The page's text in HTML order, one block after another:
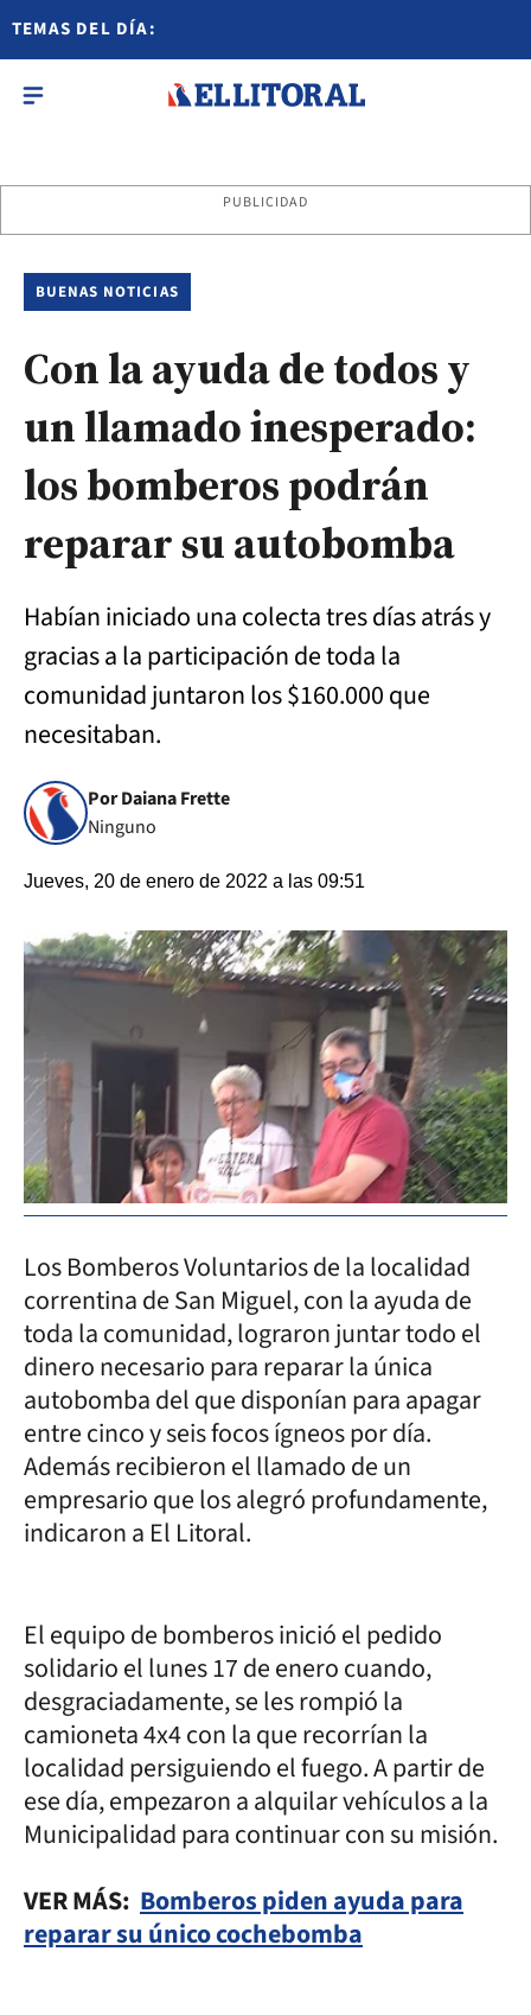
TEMAS DEL DÍA:
PUBLICIDAD
BUENAS NOTICIAS
Con la ayuda de todos y
un llamado inesperado:
los bomberos podrán
reparar su autobomba
Habían iniciado una colecta tres días atrás y
gracias a la participación de toda la
comunidad juntaron los $160.000 que
necesitaban.
Por Daiana Frette
Ninguno
Jueves, 20 de enero de 2022 a las 09:51
Los Bomberos Voluntarios de la localidad
correntina de San Miguel, con la ayuda de
toda la comunidad, lograron juntar todo el
dinero necesario para reparar la única
autobomba del que disponían para apagar
entre cinco y seis focos ígneos por día.
Además recibieron el llamado de un
empresario que los alegró profundamente,
indicaron a El Litoral.
El equipo de bomberos inició el pedido
solidario el lunes 17 de enero cuando,
desgraciadamente, se les rompió la
camioneta 4x4 con la que recorrían la
localidad persiguiendo el fuego. A partir de
ese día, empezaron a alquilar vehículos a la
Municipalidad para continuar con su misión.
VER MÁS: Bomberos piden ayuda para
reparar su único cochebomba